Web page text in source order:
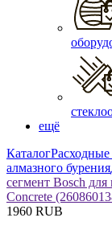
ещё
Каталог
алмазного бурения
сегмент Bosch
Concrete
1960 RUB